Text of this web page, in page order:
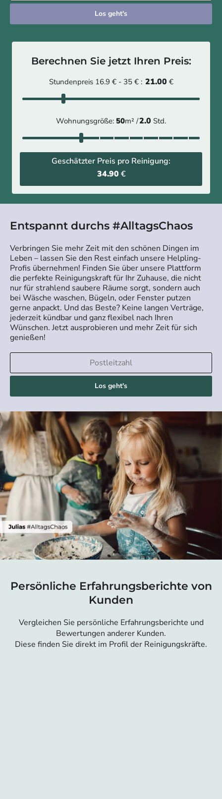
Los geht's
Berechnen Sie jetzt Ihren Preis:
Stundenpreis 16.9 € - 35 € : 21.00 €
Wohnungsgröße: 50m² /2.0 Std.
Geschätzter Preis pro Reinigung:
34.90 €
Entspannt durchs #AlltagsChaos
Verbringen Sie mehr Zeit mit den schönen Dingen im
Leben – lassen Sie den Rest einfach unsere Helpling-
Profis übernehmen! Finden Sie über unsere Plattform
die perfekte Reinigungskraft für Ihr Zuhause, die nicht
nur für strahlend saubere Räume sorgt, sondern auch
bei Wäsche waschen, Bügeln, oder Fenster putzen
gerne anpackt. Und das Beste? Keine langen Verträge,
jederzeit kündbar und ganz flexibel nach Ihren
Wünschen. Jetzt ausprobieren und mehr Zeit für sich
genießen!
Los geht's
Persönliche Erfahrungsberichte von
Kunden
Vergleichen Sie persönliche Erfahrungsberichte und
Bewertungen anderer Kunden.
Diese finden Sie direkt im Profil der Reinigungskräfte.